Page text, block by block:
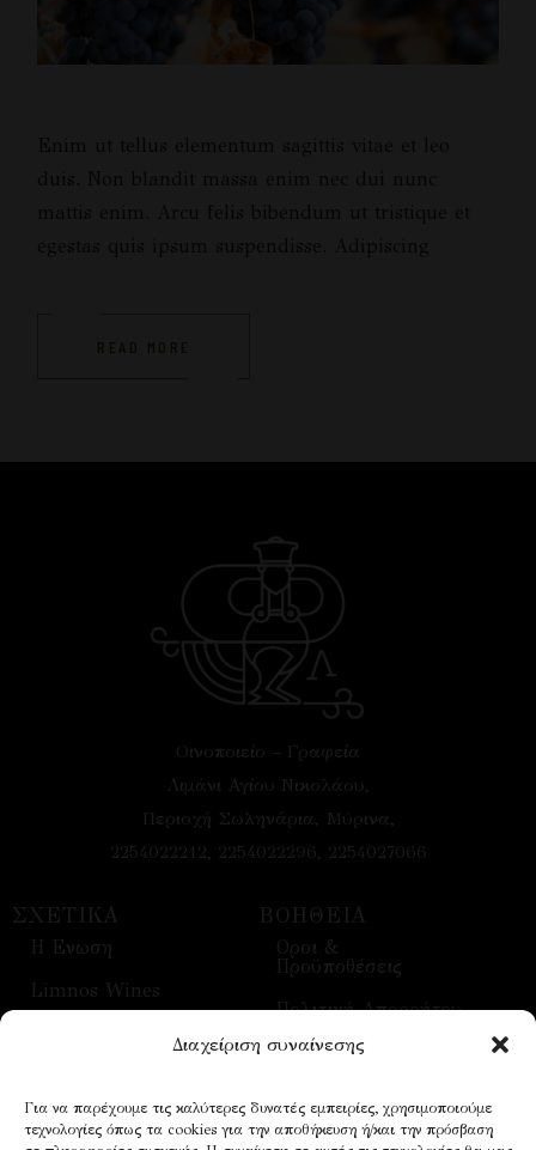
Διαχείριση συναίνεσης
Για να παρέχουμε τις καλύτερες δυνατές εμπειρίες, χρησιμοποιούμε
τεχνολογίες όπως τα cookies για την αποθήκευση ή/και την πρόσβαση
READ MORE
Οινοποιείο – Γραφεία
Λιμάνι Αγίου Νικολάου,
Περιοχή Σωληνάρια, Μύρινα,
2254022212, 2254022296, 2254027066
ΣΧΕΤΙΚΑ
H Ενωση
Limnos Wines
Οίνοι
ΒΟΗΘΕΙΑ
Οροι &
Προϋποθέσεις
Πολιτική Απορρήτου
Τρόποι Αποστολής
Επικοινωνία